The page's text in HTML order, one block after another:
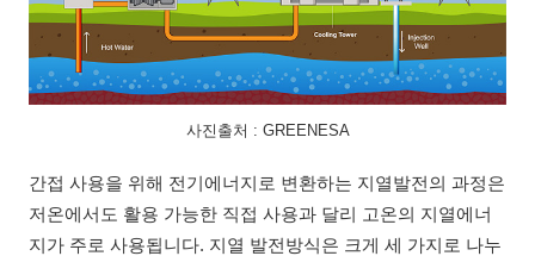
사진출처 : GREENESA
간접 사용을 위해 전기에너지로 변환하는 지열발전의 과정은
저온에서도 활용 가능한 직접 사용과 달리 고온의 지열에너
지가 주로 사용됩니다. 지열 발전방식은 크게 세 가지로 나누